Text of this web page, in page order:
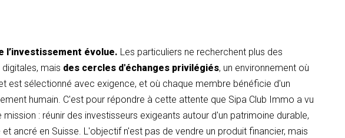
l’investissement évolue. Les particuliers ne recherchent plus des
mais des cercles d'échanges privilégiés, un environnement où
est sélectionné avec exigence, et où chaque membre bénéficie d'un
humain. C'est pour répondre à cette attente que Sipa Club Immo a vu
mission : réunir des investisseurs exigeants autour d'un patrimoine durable,
ancré en Suisse. L'objectif n'est pas de vendre un produit financier, mais